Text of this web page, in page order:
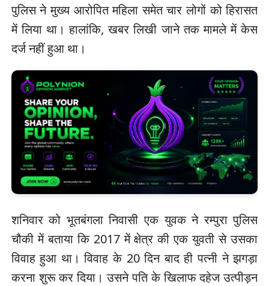
पुलिस ने मुख्य आरोपित महिला समेत चार लोगों को हिरासत
में लिया था। हालांकि, खबर लिखी जाने तक मामले में केस
दर्ज नहीं हुआ था।
शनिवार को भूतबंगला निवासी एक युवक ने रम्पुरा पुलिस
चौकी में बताया कि 2017 में क्षेत्र की एक युवती से उसका
विवाह हुआ था। विवाह के 20 दिन बाद ही पत्नी ने झगड़ा
करना शुरू कर दिया। उसने पति के खिलाफ दहेज उत्पीड़न